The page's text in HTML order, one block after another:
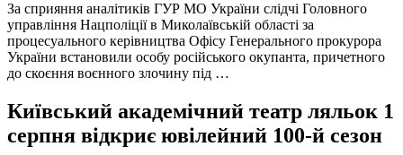
За сприяння аналітиків ГУР МО України слідчі Головного
управління Нацполіції в Миколаївській області за
процесуального керівництва Офісу Генерального прокурора
України встановили особу російського окупанта, причетного
до скоєння воєнного злочину під …
Київський академічний театр ляльок 1
серпня відкриє ювілейний 100-й сезон